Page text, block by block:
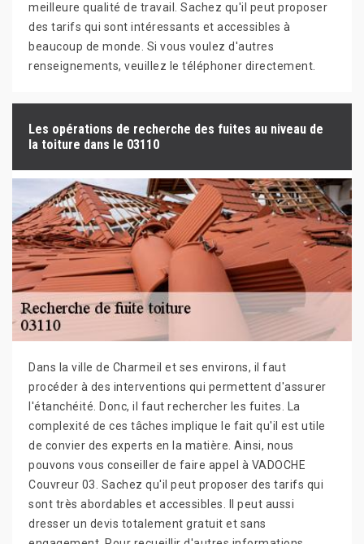
meilleure qualité de travail. Sachez qu'il peut proposer
des tarifs qui sont intéressants et accessibles à
beaucoup de monde. Si vous voulez d'autres
renseignements, veuillez le téléphoner directement.
Les opérations de recherche des fuites au niveau de
la toiture dans le 03110
Dans la ville de Charmeil et ses environs, il faut
procéder à des interventions qui permettent d'assurer
l'étanchéité. Donc, il faut rechercher les fuites. La
complexité de ces tâches implique le fait qu'il est utile
de convier des experts en la matière. Ainsi, nous
pouvons vous conseiller de faire appel à VADOCHE
Couvreur 03. Sachez qu'il peut proposer des tarifs qui
sont très abordables et accessibles. Il peut aussi
dresser un devis totalement gratuit et sans